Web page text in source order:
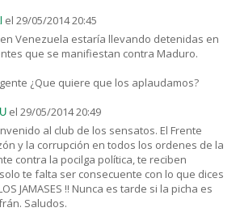
el 29/05/2014 20:45
Venezuela estaría llevando detenidas en
que se manifiestan contra Maduro.
¿Que quiere que los aplaudamos?
el 29/05/2014 20:49
al club de los sensatos. El Frente
y la corrupción en todos los ordenes de la
contra la pocilga política, te reciben
te falta ser consecuente con lo que dices
JAMASES !! Nunca es tarde si la picha es
Saludos.